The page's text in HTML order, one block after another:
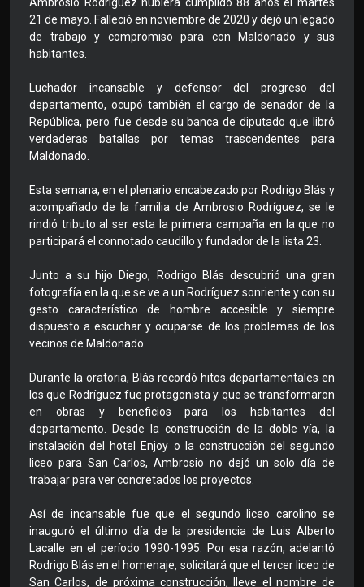
Ambrosio Rodríguez hubiera cumplido 88 años el martes
21 de mayo. Falleció en noviembre de 2020 y dejó un legado
de trabajo y compromiso para con Maldonado y sus
habitantes.
Luchador incansable y defensor del progreso del
departamento, ocupó también el cargo de senador de la
República, pero fue desde su banca de diputado que libró
verdaderas batallas por temas trascendentes para
Maldonado.
Esta semana, en el plenario encabezado por Rodrigo Blás y
acompañado de la familia de Ambrosio Rodríguez, se le
rindió tributo al ser esta la primera campaña en la que no
participará el connotado caudillo y fundador de la lista 23.
Junto a su hijo Diego, Rodrigo Blás descubrió una gran
fotografía en la que se ve a un Rodríguez sonriente y con su
gesto característico de hombre accesible y siempre
dispuesto a escuchar y ocuparse de los problemas de los
vecinos de Maldonado.
Durante la oratoria, Blás recordó hitos departamentales en
los que Rodríguez fue protagonista y que se transformaron
en obras y beneficios para los habitantes del
departamento. Desde la construcción de la doble vía, la
instalación del hotel Enjoy o la construcción del segundo
liceo para San Carlos, Ambrosio no dejó un solo día de
trabajar para ver concretados los proyectos.
Así de incansable fue que el segundo liceo carolino se
inauguró el último día de la presidencia de Luis Alberto
Lacalle en el período 1990-1995. Por esa razón, adelantó
Rodrigo Blás en el homenaje, solicitará que el tercer liceo de
San Carlos, de próxima construcción, lleve el nombre de